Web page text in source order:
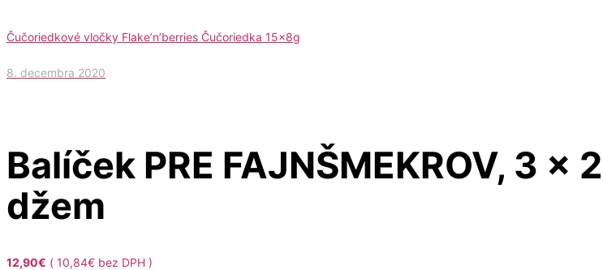
Čučoriedkové vločky Flake’n’berries Čučoriedka 15x8g
8. decembra 2020
Balíček PRE FAJNŠMEKROV, 3 x
džem
12,90€ ( 10,84€ bez DPH )